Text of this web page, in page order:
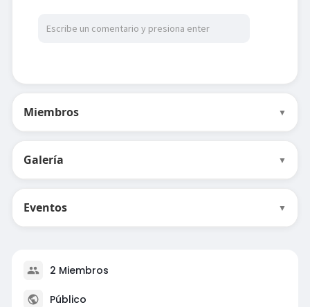
Miembros ▼
Galería ▼
Eventos ▼
2 Miembros
Público